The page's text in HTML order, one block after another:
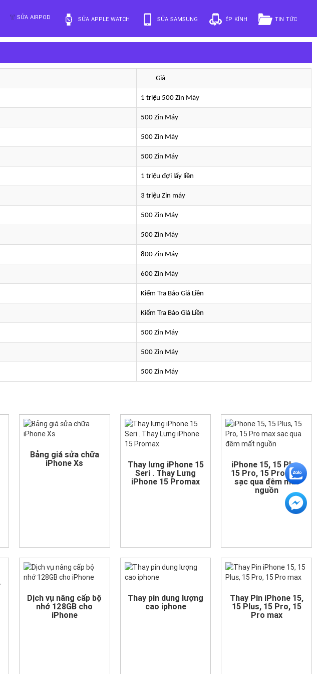
SỬA AIRPOD SỬA APPLE WATCH SỬA SAMSUNG ÉP KÍNH TIN TỨC
Giá
1 triệu 500 Zin Máy
500 Zin Máy
500 Zin Máy
500 Zin Máy
1 triệu đợi lấy liền
3 triệu Zin máy
500 Zin Máy
500 Zin Máy
800 Zin Máy
600 Zin Máy
Kiểm Tra Báo Giá Liền
Kiểm Tra Báo Giá Liền
500 Zin Máy
500 Zin Máy
500 Zin Máy
Bảng giá sửa chữa
iPhone Xs
Thay lưng iPhone 15
Seri . Thay Lưng
iPhone 15 Promax
iPhone 15, 15 Plus,
15 Pro, 15 Pro max
sạc qua đêm mất
nguồn
Dịch vụ nâng cấp bộ
nhớ 128GB cho
iPhone
Thay pin dung lượng
cao iphone
Thay Pin iPhone 15,
15 Plus, 15 Pro, 15
Pro max